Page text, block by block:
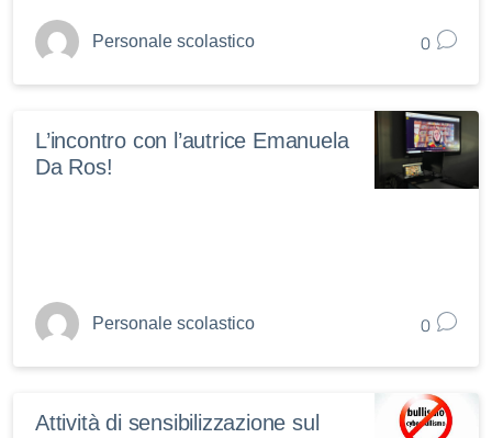
Personale scolastico 0
L’incontro con l’autrice Emanuela
Da Ros!
Personale scolastico 0
Attività di sensibilizzazione sul